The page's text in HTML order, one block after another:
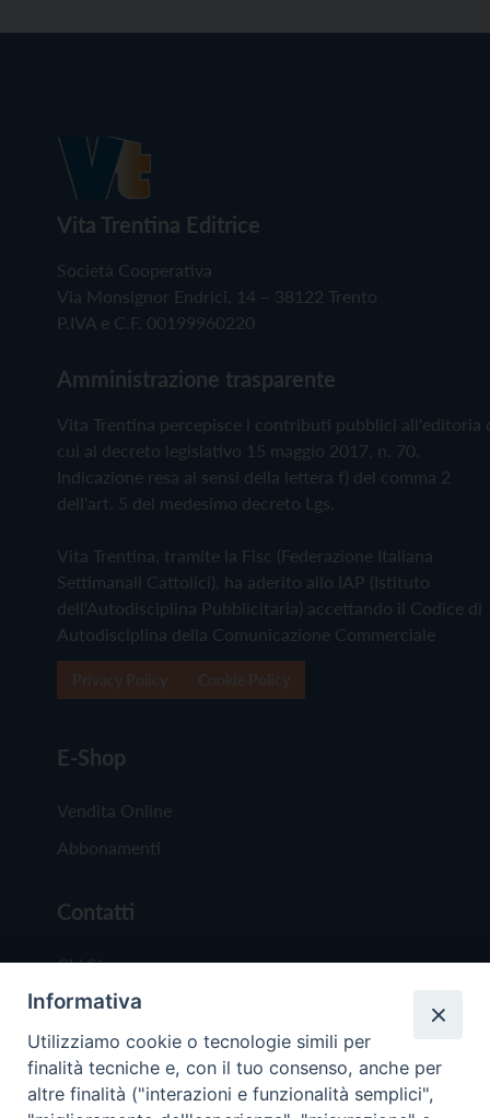
Vita Trentina Editrice
Società Cooperativa
Via Monsignor Endrici, 14 – 38122 Trento
P.IVA e C.F. 00199960220
Amministrazione trasparente
Vita Trentina percepisce i contributi pubblici all'editoria
cui al decreto legislativo 15 maggio 2017, n. 70.
Indicazione resa ai sensi della lettera f) del comma 2
dell'art. 5 del medesimo decreto Lgs.
Vita Trentina, tramite la Fisc (Federazione Italiana
Settimanali Cattolici), ha aderito allo IAP (Istituto
dell'Autodisciplina Pubblicitaria) accettando il Codice di
Autodisciplina della Comunicazione Commerciale
E-Shop
Vendita Online
Abbonamenti
Contatti
Chi Siamo
Redazione
Scrivici
Informativa
Utilizziamo cookie o tecnologie simili per
finalità tecniche e, con il tuo consenso, anche per
altre finalità ("interazioni e funzionalità semplici",